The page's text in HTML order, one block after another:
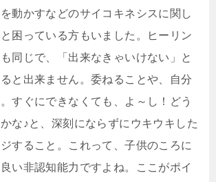
動かすなどのサイコキネシスに関し
困っている方もいました。ヒーリン
同じで、「出来なきゃいけない」と
と出来ません。委ねることや、自分
すぐにできなくても、よ～し！どう
な♪と、深刻にならずにウキウキした
すること。これって、子供のころに
い非認知能力ですよね。ここがポイ